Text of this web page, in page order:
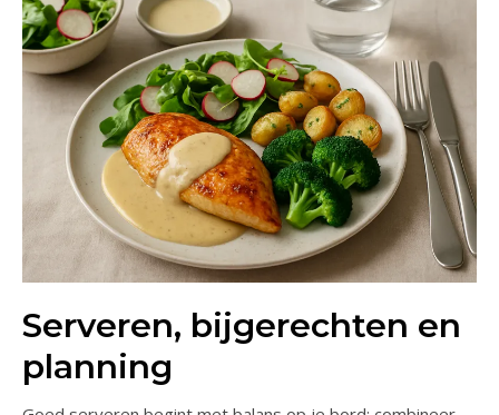
Serveren, bijgerechten en
planning